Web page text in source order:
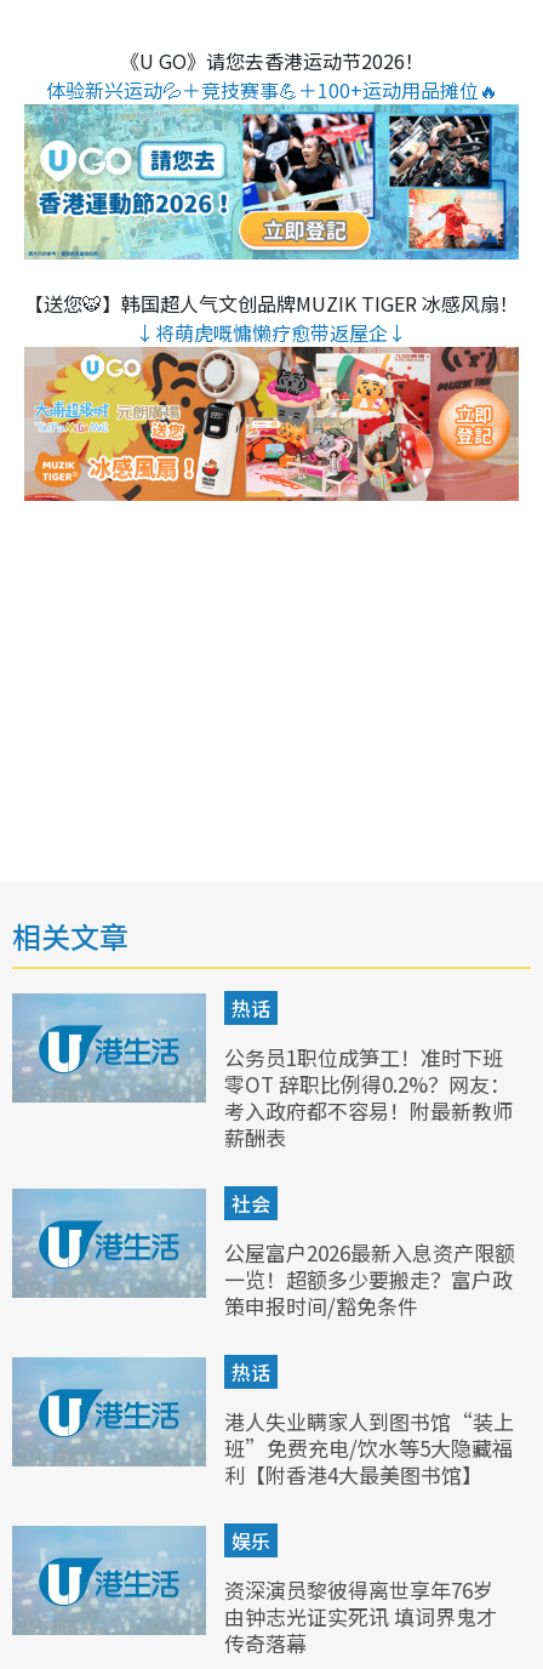
《U GO》请您去香港运动节2026！
体验新兴运动💦＋竞技赛事💪＋100+运动用品摊位🔥
【送您🐯】韩国超人气文创品牌MUZIK TIGER 冰感风扇！
↓将萌虎嘅慵懒疗愈带返屋企↓
相关文章
热话
公务员1职位成笋工！准时下班
零OT 辞职比例得0.2%？网友：
考入政府都不容易！附最新教师
薪酬表
社会
公屋富户2026最新入息资产限额
一览！超额多少要搬走？富户政
策申报时间/豁免条件
热话
港人失业瞒家人到图书馆“装上
班”免费充电/饮水等5大隐藏福
利【附香港4大最美图书馆】
娱乐
资深演员黎彼得离世享年76岁
由钟志光证实死讯 填词界鬼才
传奇落幕